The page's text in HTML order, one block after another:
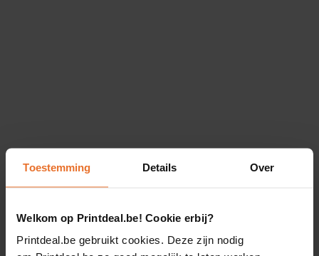
Toestemming Details Over
Welkom op Printdeal.be! Cookie erbij?
Printdeal.be gebruikt cookies. Deze zijn nodig